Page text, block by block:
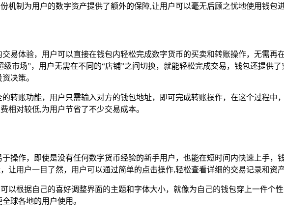
机制为用户的数字资产提供了额外的保障,让用户可以毫无后顾之忧地使用钱包进
易体验，用户可以直接在钱包内轻松完成数字货币的买卖和转账操作，无需
市场”，用户无需在不同的“店铺”之间切换，就能轻松完成交易，钱包还提供
决策。
转账功能，用户只需输入对方的钱包地址，即可完成转账操作，在这个过程中
相对较低,为用户节省了不少交易成本。
操作，即使是没有任何数字货币经验的新手用户，也能在短时间内快速上手
让用户一目了然，用户可以通过简单的点击操作,轻松查看详细的交易记录和资产
以根据自己的喜好调整界面的主题和字体大小，就像为自己的钱包穿上一件个
球各地的用户使用。